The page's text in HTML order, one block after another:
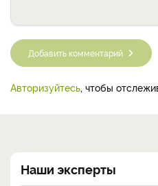
Добавить комментарий
Авторизуйтесь , чтобы
Наши эксперты